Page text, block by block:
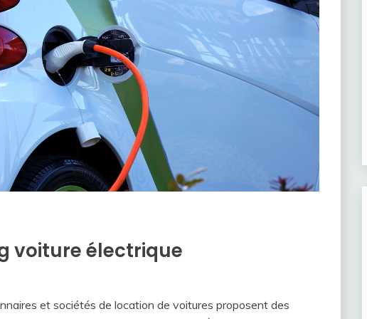
voiture électrique
et sociétés de location de voitures proposent des